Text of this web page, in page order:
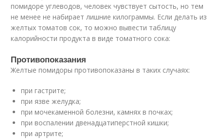
помидоре углеводов, человек чувствует сытость, но тем
не менее не набирает лишние килограммы. Если делать из
желтых томатов сок, то можно вывести таблицу
калорийности продукта в виде томатного сока:
Противопоказания
Желтые помидоры противопоказаны в таких случаях:
при гастрите;
при язве желудка;
при мочекаменной болезни, камнях в почках;
при воспалении двенадцатиперстной кишки;
при артрите;